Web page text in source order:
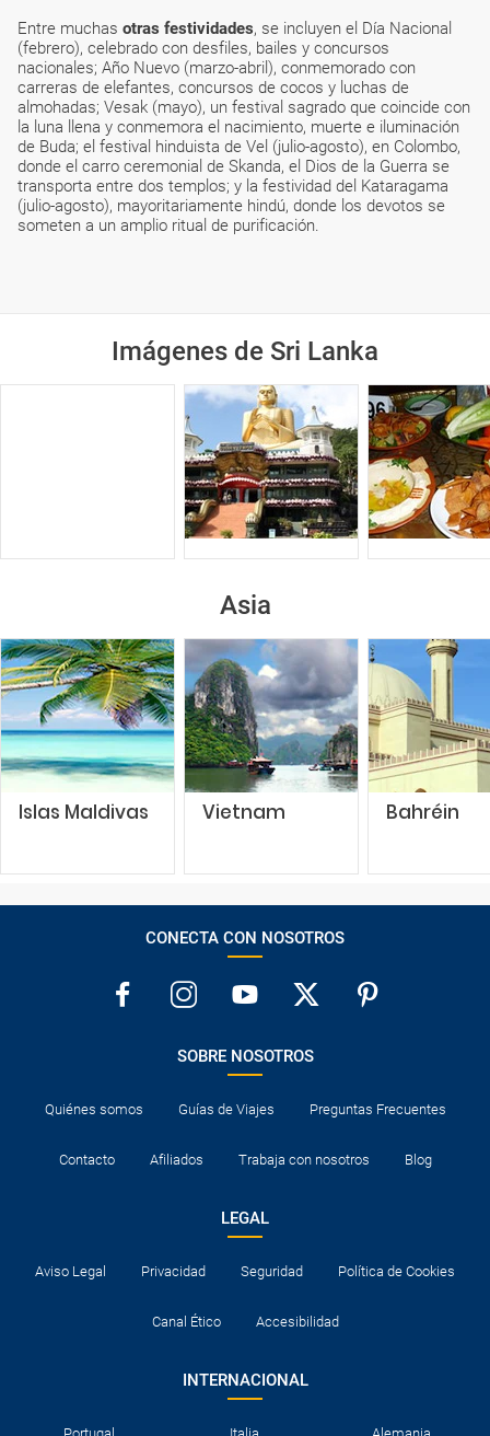
Entre muchas otras festividades, se incluyen el Día Nacional
(febrero), celebrado con desfiles, bailes y concursos
nacionales; Año Nuevo (marzo-abril), conmemorado con
carreras de elefantes, concursos de cocos y luchas de
almohadas; Vesak (mayo), un festival sagrado que coincide con
la luna llena y conmemora el nacimiento, muerte e iluminación
de Buda; el festival hinduista de Vel (julio-agosto), en Colombo,
donde el carro ceremonial de Skanda, el Dios de la Guerra se
transporta entre dos templos; y la festividad del Kataragama
(julio-agosto), mayoritariamente hindú, donde los devotos se
someten a un amplio ritual de purificación.
Imágenes de Sri Lanka
Asia
Islas Maldivas Vietnam Bahréin
CONECTA CON NOSOTROS
SOBRE NOSOTROS
Quiénes somos Guías de Viajes Preguntas Frecuentes
Contacto Afiliados Trabaja con nosotros Blog
LEGAL
Aviso Legal Privacidad Seguridad Política de Cookies
Canal Ético Accesibilidad
INTERNACIONAL